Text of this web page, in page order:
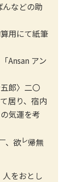
などの助
用にて紙筆
Ansan アン
郎〉二〇
居り、宿内
気運を考
、欲レ帰無
をおとし